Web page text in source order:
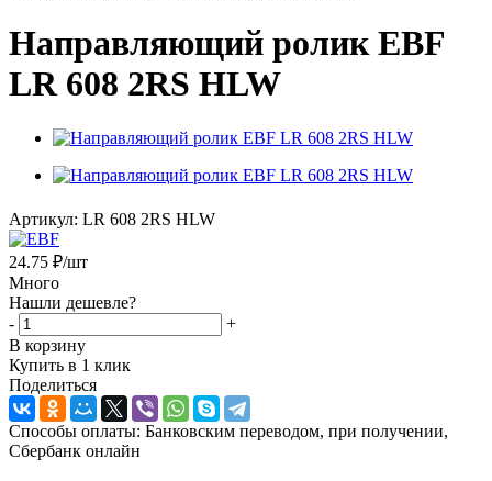
Направляющий ролик EBF
LR 608 2RS HLW
Артикул: LR 608 2RS HLW
24.75 ₽/шт
Много
Нашли дешевле?
-
+
В корзину
Купить в 1 клик
Поделиться
Способы оплаты: Банковским переводом, при получении,
Сбербанк онлайн